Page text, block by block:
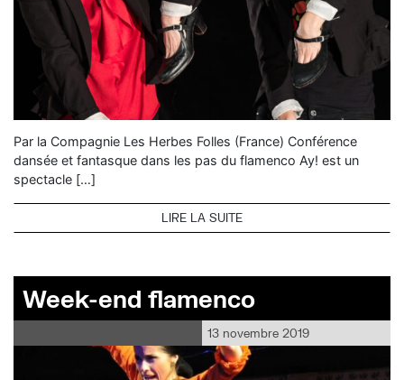
Par la Compagnie Les Herbes Folles (France) Conférence
dansée et fantasque dans les pas du flamenco Ay! est un
spectacle […]
LIRE LA SUITE
Week-end flamenco
13 novembre 2019